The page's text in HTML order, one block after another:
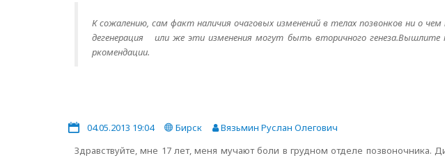
К сожалению, сам факт наличия очаговых изменений в телах позвонков ни о
дегенерация или же эти изменения могут быть вторичного
ркомендации.
04.05.2013 19:04 Бирск
Вязьмин Руслан Олегович
Здравствуйте, мне 17 лет, меня мучают боли в грудном отделе позвоночника.